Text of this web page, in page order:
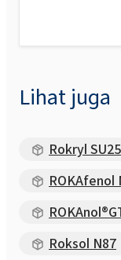
Lihat juga
Rokryl SU25
Roksol N87